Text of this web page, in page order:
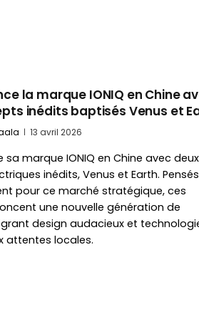
la marque IONIQ en Chine
inédits baptisés Venus et
13 avril 2026
sa marque IONIQ en Chine avec deux
inédits, Venus et Earth. Pensés
pour ce marché stratégique, ces
une nouvelle génération de
design audacieux et
attentes locales.